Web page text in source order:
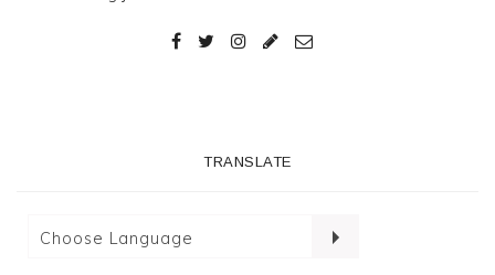
TRANSLATE